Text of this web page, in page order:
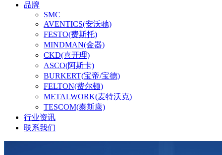
品牌
SMC
AVENTICS(安沃驰)
FESTO(费斯托)
MINDMAN(金器)
CKD(喜开理)
ASCO(阿斯卡)
BURKERT(宝帝/宝德)
FELTON(费尔顿)
METALWORK(麦特沃克)
TESCOM(泰斯康)
行业资讯
联系我们